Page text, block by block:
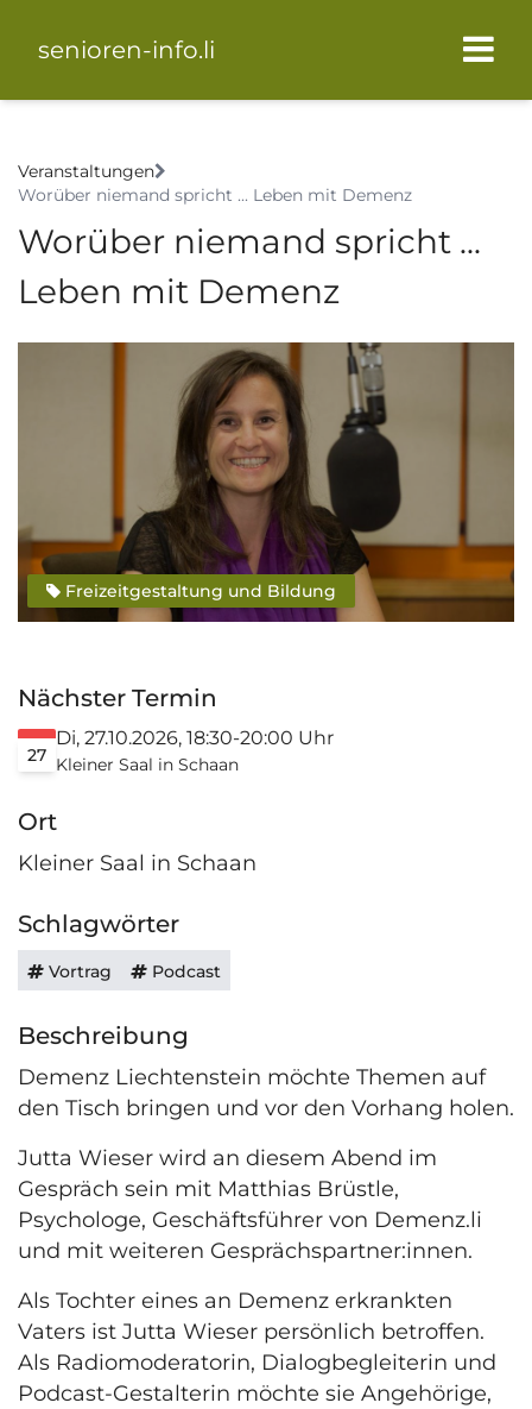
senioren-info.li
Veranstaltungen
Worüber niemand spricht ... Leben mit Demenz
Worüber niemand spricht ...
Leben mit Demenz
Freizeitgestaltung und Bildung
Nächster Termin
27
Di, 27.10.2026, 18:30-20:00 Uhr
Kleiner Saal in Schaan
Ort
Kleiner Saal in Schaan
Schlagwörter
Vortrag Podcast
Beschreibung
Demenz Liechtenstein möchte Themen auf
den Tisch bringen und vor den Vorhang holen.
Jutta Wieser wird an diesem Abend im
Gespräch sein mit Matthias Brüstle,
Psychologe, Geschäftsführer von Demenz.li
und mit weiteren Gesprächspartner:innen.
Als Tochter eines an Demenz erkrankten
Vaters ist Jutta Wieser persönlich betroffen.
Als Radiomoderatorin, Dialogbegleiterin und
Podcast-Gestalterin möchte sie Angehörige,